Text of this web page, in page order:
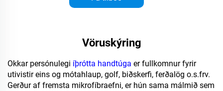
Vöruskýring
Okkar persónulegi íþrótta handtúga er fullkomnur fyrir
utivistir eins og mótahlaup, golf, biðskerfi, ferðalög o.s.frv.
Gerður af fremsta mikrofíbraefni, er hún sama málmið sem